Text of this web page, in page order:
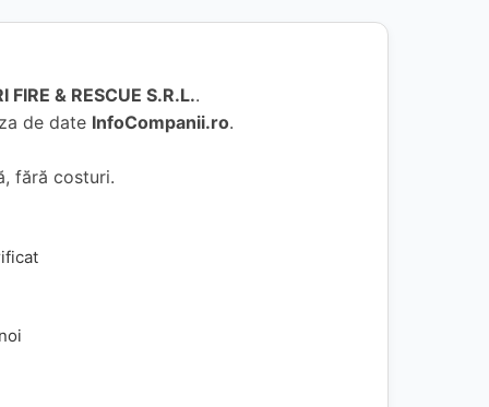
FIRE & RESCUE S.R.L..
de date InfoCompanii.ro.
fără costuri.